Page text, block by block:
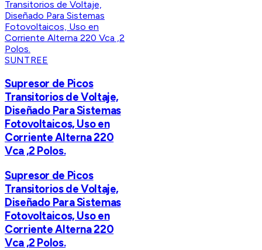
SUNTREE
Supresor de Picos
Transitorios de Voltaje,
Diseñado Para Sistemas
Fotovoltaicos, Uso en
Corriente Alterna 220
Vca ,2 Polos.
Supresor de Picos
Transitorios de Voltaje,
Diseñado Para Sistemas
Fotovoltaicos, Uso en
Corriente Alterna 220
Vca ,2 Polos.